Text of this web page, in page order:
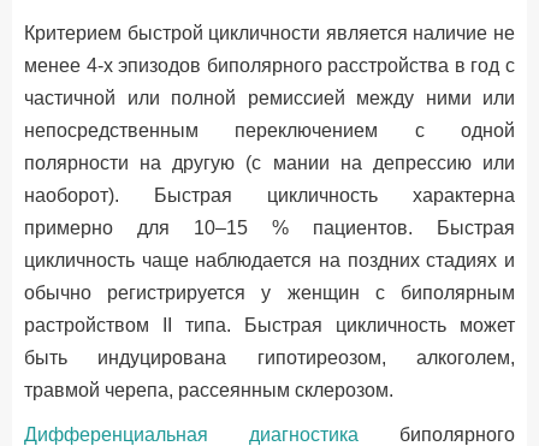
Критерием быстрой цикличности является наличие не
менее 4-х эпизодов биполярного расстройства в год с
частичной или полной ремиссией между ними или
непосредственным переключением с одной
полярности на другую (с мании на депрессию или
наоборот). Быстрая цикличность характерна
примерно для 10–15 % пациентов. Быстрая
цикличность чаще наблюдается на поздних стадиях и
обычно регистрируется у женщин с биполярным
растройством II типа. Быстрая цикличность может
быть индуцирована гипотиреозом, алкоголем,
травмой черепа, рассеянным склерозом.
Дифференциальная диагностика биполярного